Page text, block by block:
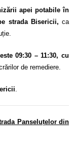
apei potabile în
strada Bisericii, ca
09:30 – 11:30, cu
de remediere.
.
Panseluțelor din